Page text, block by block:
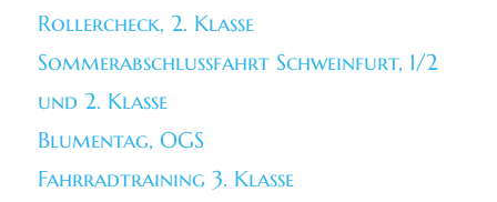
Rollercheck, 2. Klasse
Sommerabschlussfahrt Schweinfurt, 1/2
und 2. Klasse
Blumentag, OGS
Fahrradtraining 3. Klasse